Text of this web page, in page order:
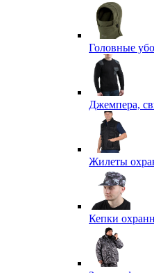
Головные
Джемпера,
Жилеты
Кепки